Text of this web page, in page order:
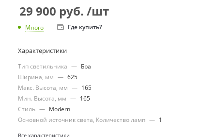
29 900 руб. /шт
Много Где купить?
Характеристики
Тип светильника — Бра
Ширина, мм — 625
Макс. Высота, мм — 165
Мин. Высота, мм — 165
Стиль — Modern
Основной источник света, Количество ламп — 1
Все характеристики